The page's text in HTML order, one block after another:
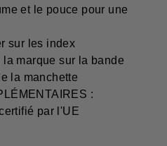
et le pouce pour une
sur les index
marque sur la bande
la manchette
:
par l'UE